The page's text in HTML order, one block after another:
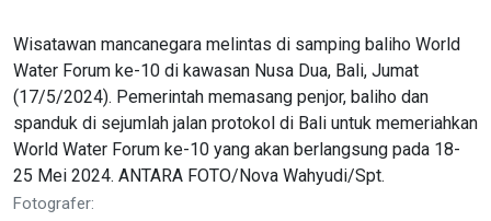
Wisatawan mancanegara melintas di samping baliho World
Water Forum ke-10 di kawasan Nusa Dua, Bali, Jumat
(17/5/2024). Pemerintah memasang penjor, baliho dan
spanduk di sejumlah jalan protokol di Bali untuk memeriahkan
World Water Forum ke-10 yang akan berlangsung pada 18-
25 Mei 2024. ANTARA FOTO/Nova Wahyudi/Spt.
Fotografer: